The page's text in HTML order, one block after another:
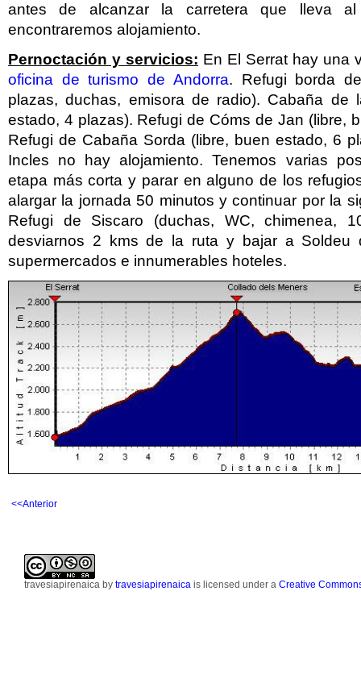
antes de alcanzar la carretera que lleva
encontraremos alojamiento.
Pernoctación y servicios: En El Serrat hay una
oficina de turismo de Andorra. Refugi borda
plazas, duchas, emisora de radio). Cabaña de
estado, 4 plazas). Refugi de Cóms de Jan (libre,
Refugi de Cabaña Sorda (libre, buen estado, 6
Incles no hay alojamiento. Tenemos varias
etapa más corta y parar en alguno de los
alargar la jornada 50 minutos y continuar por la
Refugi de Siscaro (duchas, WC, chimenea,
desviarnos 2 kms de la ruta y bajar a Soldeu
supermercados e innumerables hoteles.
<<Anterior
travesiapirenaica by travesiapirenaica is licensed under a Creative